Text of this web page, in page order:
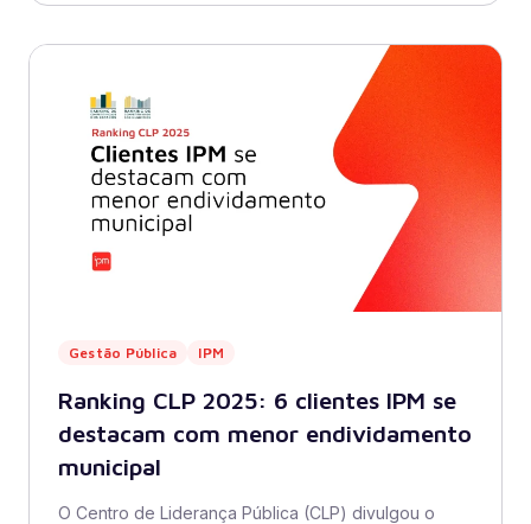
Gestão Pública IPM
Ranking CLP 2025: 6 clientes IPM se
destacam com menor endividamento
municipal
O Centro de Liderança Pública (CLP) divulgou o